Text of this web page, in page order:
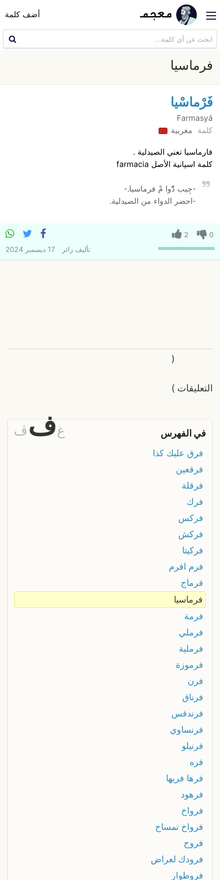
أضف كلمة
فرماسيا
فَرْماسْيا
Farmasyá
كلمة مغربية
فارماسيا تعني الصيدلية .
كلمة اسپانية الأصل farmacia
-جِيب دّْوا مْ فرماسيا.-
-احضر الدواء من الصيدلية.
0
2
تأليف زائر 17 ديسمبر 2024
التعليقات
(
)
في الفهرس غفڤ
فرق عليك كذا
فرقعين
فرقلة
فرك
فركس
فركش
فركيتا
فرم افرم
فرماج
فرماسيا
فرمة
فرملي
فرملية
فرموزة
فرن
فرناق
فرندقس
فرنساوي
فرنيلو
فره
فرها فريها
فرهود
فرواخ
فرواخ تمساح
فروج
فرودك لعراض
فروطوار